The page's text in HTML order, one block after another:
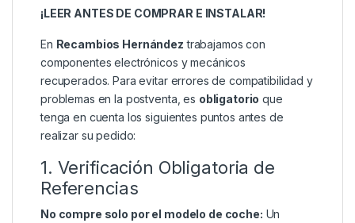
¡LEER ANTES DE COMPRAR E INSTALAR!
En Recambios Hernández trabajamos con
componentes electrónicos y mecánicos
recuperados. Para evitar errores de compatibilidad y
problemas en la postventa, es obligatorio que
tenga en cuenta los siguientes puntos antes de
realizar su pedido:
1. Verificación Obligatoria de
Referencias
No compre solo por el modelo de coche: Un